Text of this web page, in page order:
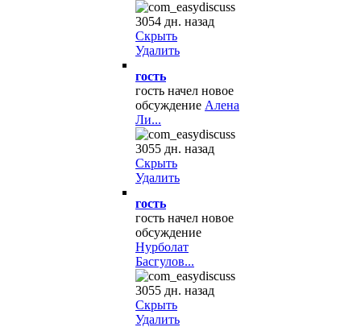
3054 дн. назад
Скрыть
Удалить
гость
гость начел новое
обсуждение Алена
Ли...
3055 дн. назад
Скрыть
Удалить
гость
гость начел новое
обсуждение
Нурболат
Басгулов...
3055 дн. назад
Скрыть
Удалить